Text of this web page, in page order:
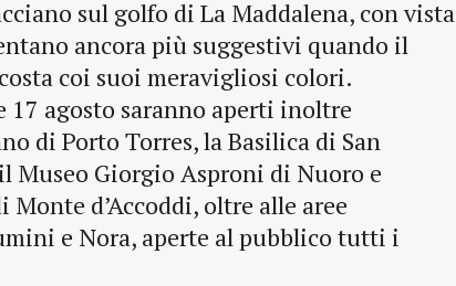
sul golfo di La Maddalena, con vista
ancora più suggestivi quando il
coi suoi meravigliosi colori.
17 agosto saranno aperti inoltre
di Porto Torres, la Basilica di San
Museo Giorgio Asproni di Nuoro e
Monte d’Accoddi, oltre alle aree
e Nora, aperte al pubblico tutti i